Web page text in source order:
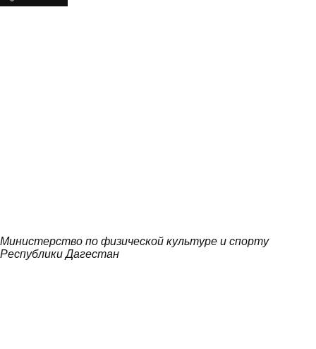
Министерство по физической культуре и спорту
Республики Дагестан